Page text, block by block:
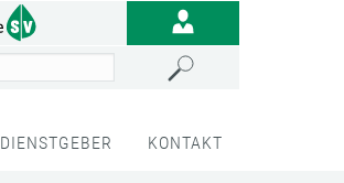
DIENSTGEBER KONTAKT